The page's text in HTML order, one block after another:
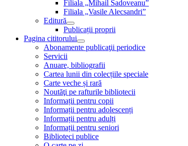
Filiala „Mihail Sadoveanu”
Filiala „Vasile Alecsandri”
Editură
Publicații proprii
Pagina cititorului
Abonamente publicaţii periodice
Servicii
Anuare, bibliografii
Cartea lunii din colecțiile speciale
Carte veche și rară
Noutăţi pe rafturile bibliotecii
Informații pentru copii
Informații pentru adolescenți
Informații pentru adulți
Informații pentru seniori
Biblioteci publice